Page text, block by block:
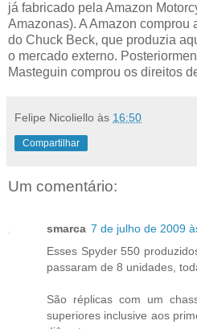
já fabricado pela Amazon
Amazonas). A Amazon comprou
do Chuck Beck, que produzia
o mercado externo.
Masteguin comprou os direitos
Felipe Nicoliello às 16:50
Compartilhar
Um comentário:
smarca 7 de julho de 2009
Esses Spyder 550
passaram de 8 unidades,
São réplicas com um
superiores inclusive aos